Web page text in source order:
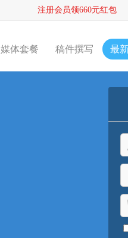
注册会员领660元红包
媒体套餐 稿件撰写 最